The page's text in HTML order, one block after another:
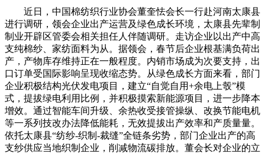
近日，中国棉纺织行业协会董奎怯会长一行赴河南太康县
进行调研，领会企业出产运营及绿色成长环境，太康县先辈制
制业开辟区管委会相关担任人伴随调研。走访企业以出产中高
支纯棉纱、家纺面料为从。据领会，春节后企业根基满负荷出
产，产物库存维持正在一般程度。内销市场成为次要支持，出
口订单受国际影响呈现收缩态势。从绿色成长方面来看，部门
企业积极结构光伏发电项目，建立“自觉自用+余电上彀”模
式，提拔绿电利用比例，并积极摸索新能源项目，进一步降本
增效。通过智能车间升级、余热收受接管操纵、改换节能电机
等一系列技改办法降低能耗，无效提拔出产效率和产质量量。
依托太康县“纺纱-织制-裁缝”全链条劣势，部门企业出产的高
支纱供应当地织制企业，削减物流碳排放。董会长对企业的立